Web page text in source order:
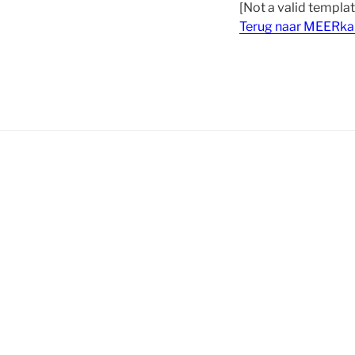
[Not a valid
Terug naar